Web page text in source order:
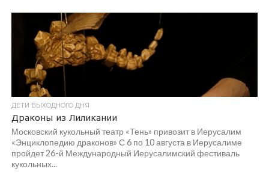
ДЕТИ ВЫХОДНОГО ДНЯ
Драконы из Лиликании
Московский кукольный театр «Тень» привозит в Иерусалим
«Энциклопедию драконов» С 6 по 10 августа в Иерусалиме
пройдет 26-й Международный Иерусалимский фестиваль
кукольных...